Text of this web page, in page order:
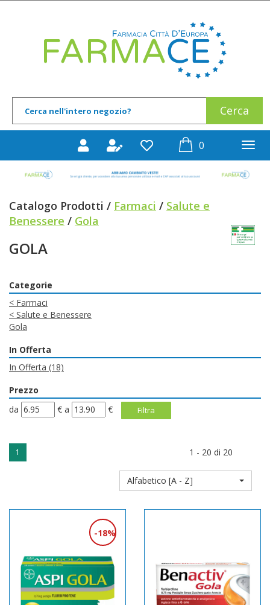
Prodotto
0prodotti
Catalogo Prodotti / Farmaci / Salute e
Benessere / Gola
GOLA
Categorie
< Farmaci
< Salute e Benessere
Gola
In Offerta
In Offerta (18)
Prezzo
filtra
da € filtra
a €
1 1 - 20 di 20
Alfabetico [A - Z]
18%